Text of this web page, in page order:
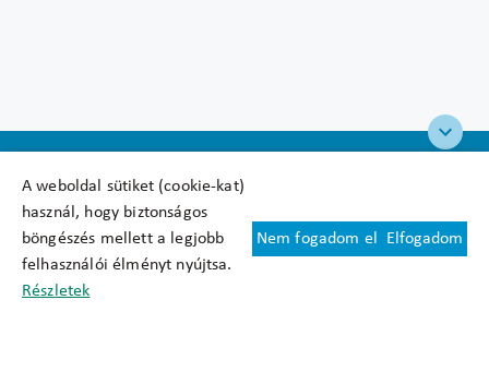
A weboldal sütiket (cookie-kat)
használ, hogy biztonságos
böngészés mellett a legjobb
felhasználói élményt nyújtsa.
Részletek
Nem fogadom el Elfogadom
Felhasználási feltételek